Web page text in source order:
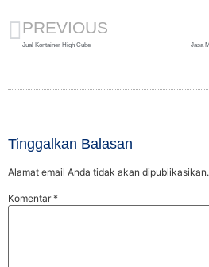
PREVIOUS
Jual Kontainer High Cube Jasa
Tinggalkan Balasan
Alamat email Anda tidak akan dipublikasikan.
Komentar*